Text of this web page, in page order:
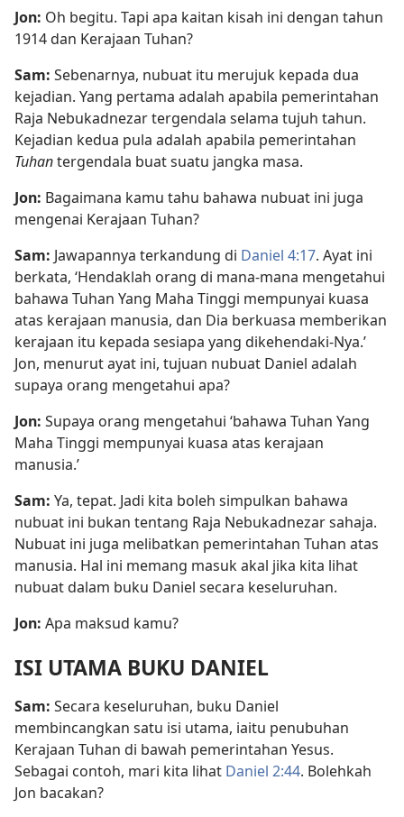
Jon: Oh begitu. Tapi apa kaitan kisah ini dengan tahun
1914 dan Kerajaan Tuhan?
Sam: Sebenarnya, nubuat itu merujuk kepada dua
kejadian. Yang pertama adalah apabila pemerintahan
Raja Nebukadnezar tergendala selama tujuh tahun.
Kejadian kedua pula adalah apabila pemerintahan
Tuhantergendala buat suatu jangka masa.
Jon: Bagaimana kamu tahu bahawa nubuat ini juga
mengenai Kerajaan Tuhan?
Sam: Jawapannya terkandung di Daniel 4:17. Ayat ini
berkata, ‘Hendaklah orang di mana-mana mengetahui
bahawa Tuhan Yang Maha Tinggi mempunyai kuasa
atas kerajaan manusia, dan Dia berkuasa memberikan
kerajaan itu kepada sesiapa yang dikehendaki-Nya.’
Jon, menurut ayat ini, tujuan nubuat Daniel adalah
supaya orang mengetahui apa?
Jon: Supaya orang mengetahui ‘bahawa Tuhan Yang
Maha Tinggi mempunyai kuasa atas kerajaan
manusia.’
Sam: Ya, tepat. Jadi kita boleh simpulkan bahawa
nubuat ini bukan tentang Raja Nebukadnezar sahaja.
Nubuat ini juga melibatkan pemerintahan Tuhan atas
manusia. Hal ini memang masuk akal jika kita lihat
nubuat dalam buku Daniel secara keseluruhan.
Jon: Apa maksud kamu?
ISI UTAMA BUKU DANIEL
Sam: Secara keseluruhan, buku Daniel
membincangkan satu isi utama, iaitu penubuhan
Kerajaan Tuhan di bawah pemerintahan Yesus.
Sebagai contoh, mari kita lihat Daniel 2:44. Bolehkah
Jon bacakan?